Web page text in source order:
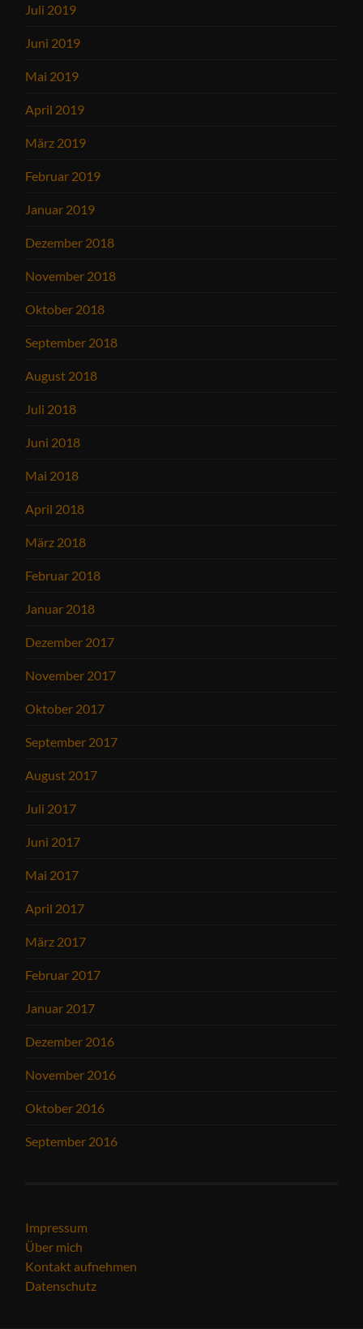
Juli 2019
Juni 2019
Mai 2019
April 2019
März 2019
Februar 2019
Januar 2019
Dezember 2018
November 2018
Oktober 2018
September 2018
August 2018
Juli 2018
Juni 2018
Mai 2018
April 2018
März 2018
Februar 2018
Januar 2018
Dezember 2017
November 2017
Oktober 2017
September 2017
August 2017
Juli 2017
Juni 2017
Mai 2017
April 2017
März 2017
Februar 2017
Januar 2017
Dezember 2016
November 2016
Oktober 2016
September 2016
Impressum
Über mich
Kontakt aufnehmen
Datenschutz